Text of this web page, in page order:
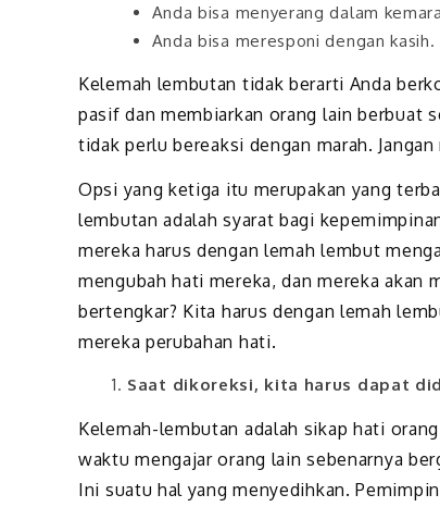
Anda bisa menyerang dalam
Anda bisa meresponi dengan kasih.
Kelemah lembutan tidak berarti Anda
pasif dan membiarkan orang lain berbuat
tidak perlu bereaksi dengan marah.
Opsi yang ketiga itu merupakan yang
lembutan adalah syarat bagi
mereka harus dengan lemah lembut
mengubah hati mereka, dan mereka akan
bertengkar? Kita harus dengan lemah
mereka perubahan hati.
Saat dikoreksi, kita harus dapat
Kelemah-lembutan adalah sikap hati
waktu mengajar orang lain sebenarnya
Ini suatu hal yang menyedihkan.